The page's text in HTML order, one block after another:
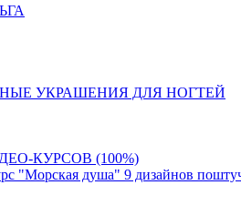
УКРАШЕНИЯ ДЛЯ НОГТЕЙ
КУРСОВ (100%)
"Морская душа" 9 дизайнов